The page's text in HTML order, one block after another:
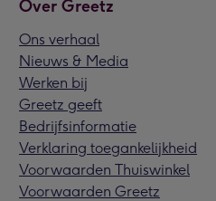
Over Greetz
Ons verhaal
Nieuws & Media
Werken bij
Greetz geeft
Bedrijfsinformatie
Verklaring toegankelijkheid
Voorwaarden Thuiswinkel
Voorwaarden Greetz